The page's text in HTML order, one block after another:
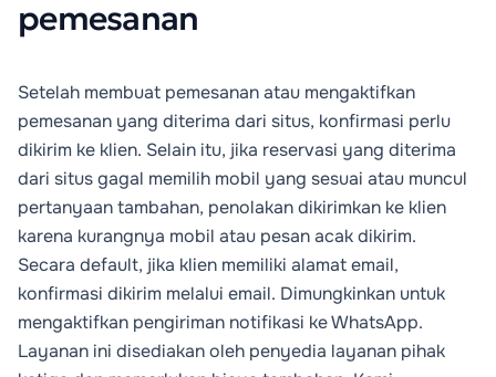
pemesanan
Setelah membuat pemesanan atau mengaktifkan
pemesanan yang diterima dari situs, konfirmasi perlu
dikirim ke klien. Selain itu, jika reservasi yang diterima
dari situs gagal memilih mobil yang sesuai atau muncul
pertanyaan tambahan, penolakan dikirimkan ke klien
karena kurangnya mobil atau pesan acak dikirim.
Secara default, jika klien memiliki alamat email,
konfirmasi dikirim melalui email. Dimungkinkan untuk
mengaktifkan pengiriman notifikasi ke WhatsApp.
Layanan ini disediakan oleh penyedia layanan pihak